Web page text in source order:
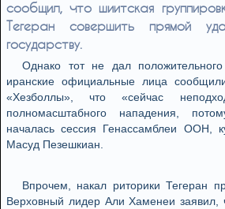
сообщил, что шиитская
Тегеран совершить прямой
государству.
Однако тот не дал
иранские официальные лица
«Хезболлы», что «сейчас
полномасштабного нападения,
началась сессия Генассамблеи ООН,
Масуд Пезешкиан.
Впрочем, накал риторики Тегеран
Верховный лидер Али Хаменеи заявил,